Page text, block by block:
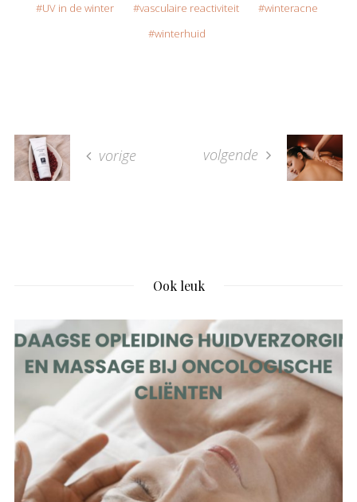
UV in de winter
vasculaire reactiviteit
winteracne
winterhuid
vorige volgende
Ook leuk